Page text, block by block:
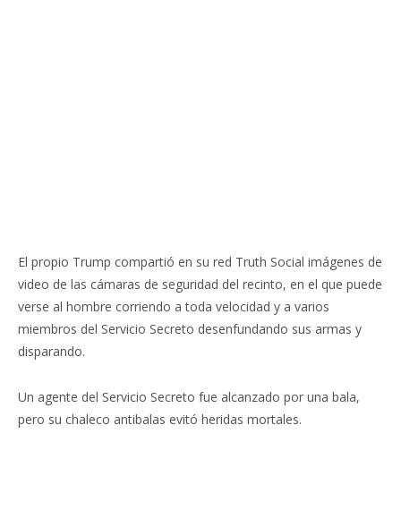
El propio Trump compartió en su red Truth Social imágenes de
video de las cámaras de seguridad del recinto, en el que puede
verse al hombre corriendo a toda velocidad y a varios
miembros del Servicio Secreto desenfundando sus armas y
disparando.
Un agente del Servicio Secreto fue alcanzado por una bala,
pero su chaleco antibalas evitó heridas mortales.